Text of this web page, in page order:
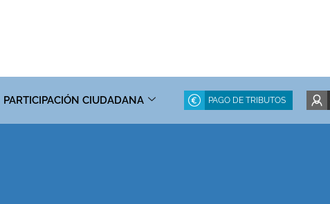
PARTICIPACIÓN CIUDADANA PAGO DE TRIBUTOS